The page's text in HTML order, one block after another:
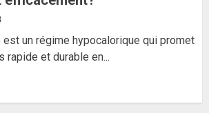
est un régime hypocalorique qui promet
rapide et durable en...